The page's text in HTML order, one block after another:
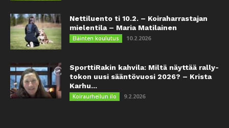
Nettiluento ti 10.2. – Koiraharrastajan
mielentila – Maria Matilainen
Eläinten koulutus 10.2.2026
SporttiRakin kahvila: Miltä näyttää rally-
tokon uusi sääntövuosi 2026? – Krista
Karhu...
Koiraurheilun ilo 9.2.2026